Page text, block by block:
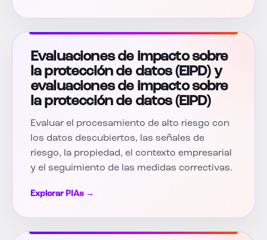
Evaluaciones de impacto sobre
la protección de datos (EIPD) y
evaluaciones de impacto sobre
la protección de datos (EIPD)
Evaluar el procesamiento de alto riesgo con
los datos descubiertos, las señales de
riesgo, la propiedad, el contexto empresarial
y el seguimiento de las medidas correctivas.
Explorar PIAs →